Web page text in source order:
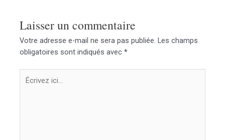
Laisser un commentaire
Votre adresse e-mail ne sera pas publiée. Les champs
obligatoires sont indiqués avec*
Écrivez
ici…